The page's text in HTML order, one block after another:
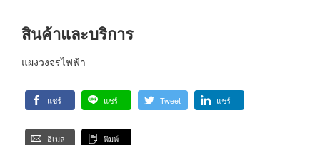
สินค้าและบริการ
แผงวงจรไฟฟ้า
แชร์ แชร์ Tweet แชร์
อีเมล พิมพ์